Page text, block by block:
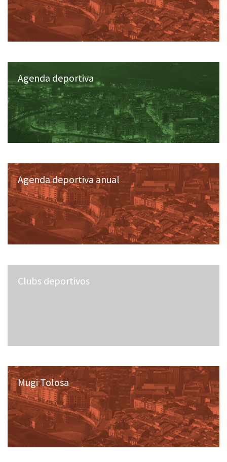
Agenda deportiva
Agenda deportiva anual
Clubs deportivos
Mugi Tolosa